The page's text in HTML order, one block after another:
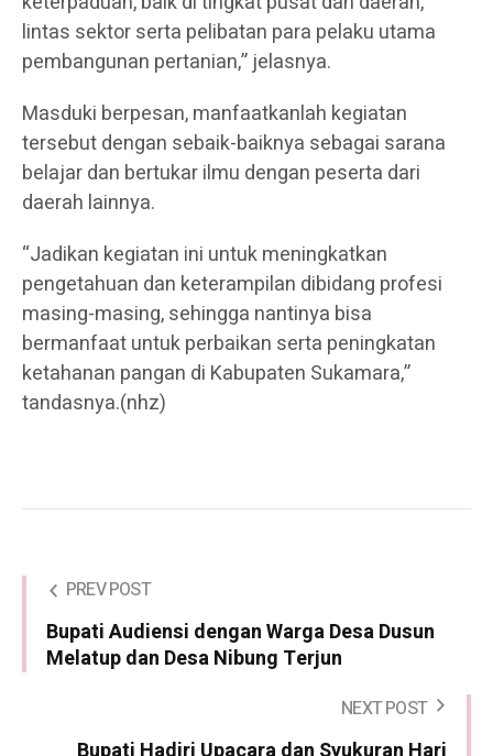
lintas sektor serta pelibatan para pelaku utama
pembangunan pertanian,” jelasnya.
Masduki berpesan, manfaatkanlah kegiatan
tersebut dengan sebaik-baiknya sebagai sarana
belajar dan bertukar ilmu dengan peserta dari
daerah lainnya.
“Jadikan kegiatan ini untuk meningkatkan
pengetahuan dan keterampilan dibidang profesi
masing-masing, sehingga nantinya bisa
bermanfaat untuk perbaikan serta peningkatan
ketahanan pangan di Kabupaten Sukamara,”
tandasnya.(nhz)
PREV POST
Bupati Audiensi dengan Warga Desa Dusun
Melatup dan Desa Nibung Terjun
NEXT POST